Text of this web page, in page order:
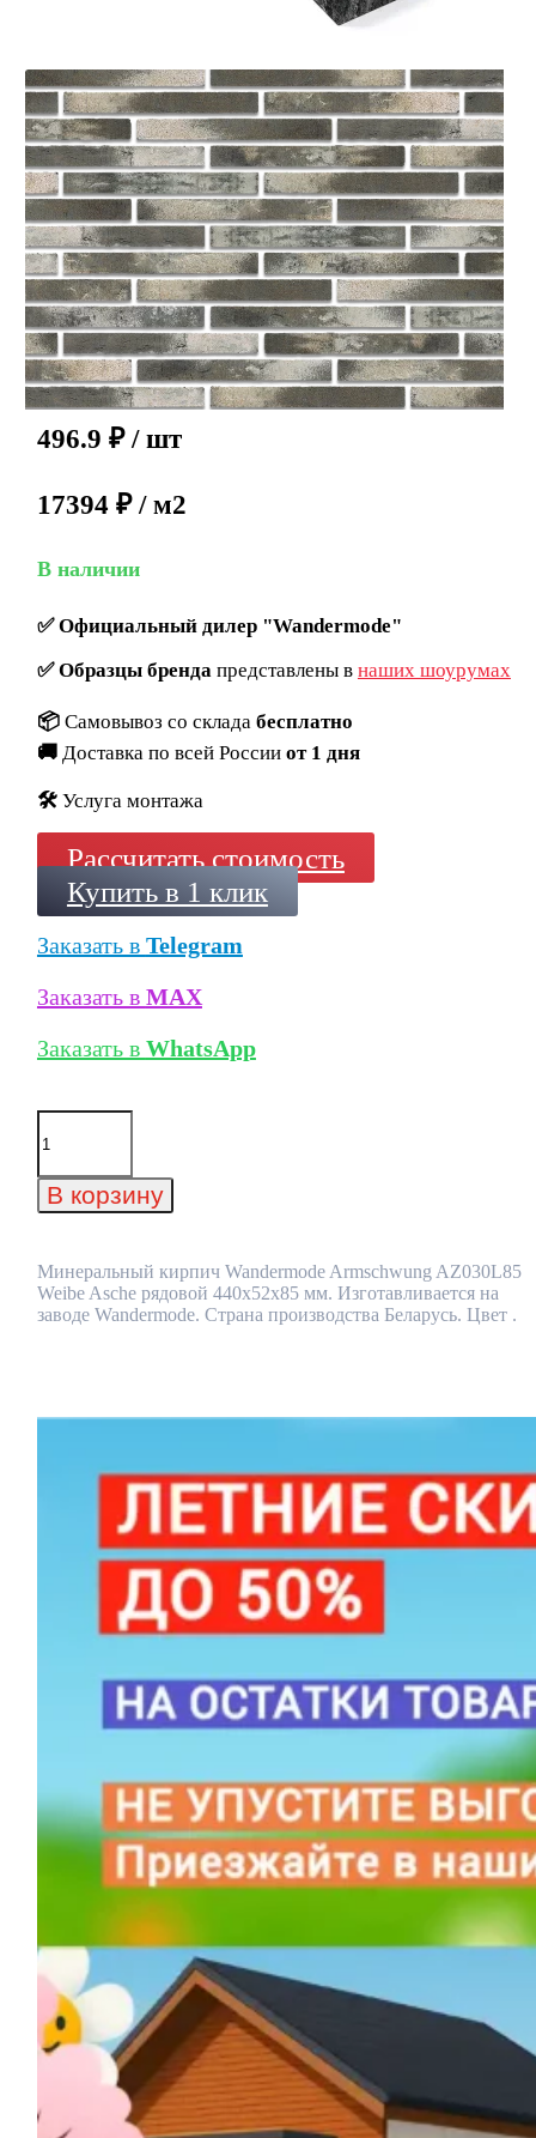
496.9 ₽ / шт
17394 ₽ / м2
В наличии
✅Официальный дилер "Wandermode"
✅Образцы брендапредставлены в наших шоурумах
📦 Самовывоз со склада бесплатно
🚚 Доставка по всей России от 1 дня
🛠️ Услуга монтажа
Рассчитать стоимость
Купить в 1 клик
Заказать в Telegram
Заказать в MAX
Заказать в WhatsApp
Количество
товара
кирпич
Wandermode
Weibe
Asche
рядовой
В корзину
Минеральный кирпич Wandermode Armschwung AZ030L85
Weibe Asche рядовой 440x52x85 мм. Изготавливается на
заводе Wandermode. Страна производства Беларусь. Цвет .